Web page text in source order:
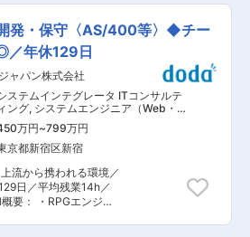
開発・保守〈AS/400等〉◆チー
／年休129日
ャパン株式会社
ステムインテグレータ ITコンサルテ
ング, システムエンジニア（Web・
オープン系・パッケージ開発） システ
エンジニア（汎用機系）
万円~799万円
京都新宿区新宿
流から携われる環境／
日／平均残業14h／